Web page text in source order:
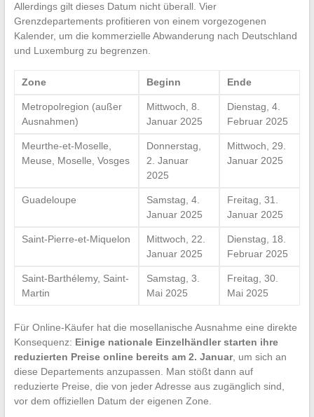
Allerdings gilt dieses Datum nicht überall. Vier
Grenzdepartements profitieren von einem vorgezogenen
Kalender, um die kommerzielle Abwanderung nach Deutschland
und Luxemburg zu begrenzen.
Zone Beginn Ende
Metropolregion (außer
Ausnahmen)
Mittwoch, 8.
Januar 2025
Dienstag, 4.
Februar 2025
Meurthe-et-Moselle,
Meuse, Moselle, Vosges
Donnerstag,
2. Januar
2025
Mittwoch, 29.
Januar 2025
Guadeloupe
Samstag, 4.
Januar 2025
Freitag, 31.
Januar 2025
Saint-Pierre-et-Miquelon
Mittwoch, 22.
Januar 2025
Dienstag, 18.
Februar 2025
Saint-Barthélemy, Saint-
Martin
Samstag, 3.
Mai 2025
Freitag, 30.
Mai 2025
Für Online-Käufer hat die mosellanische Ausnahme eine direkte
Konsequenz: Einige nationale Einzelhändler starten ihre
reduzierten Preise online bereits am 2. Januar, um sich an
diese Departements anzupassen. Man stößt dann auf
reduzierte Preise, die von jeder Adresse aus zugänglich sind,
vor dem offiziellen Datum der eigenen Zone.